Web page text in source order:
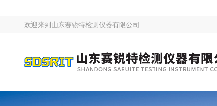
欢迎来到 山东赛锐特检测仪器有限公司